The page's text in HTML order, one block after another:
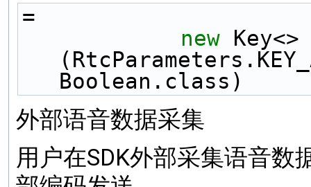
=
new Key<>
Boolean.class)
外部语音数据采集
用户在SDK外部采集语音数